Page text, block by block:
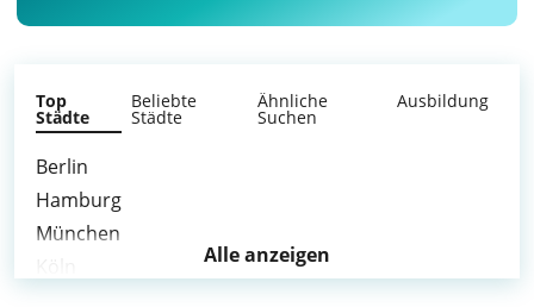
Top
Städte
Beliebte
Städte
Ähnliche
Suchen
Ausbildung
Berlin
Hamburg
München
Alle anzeigen